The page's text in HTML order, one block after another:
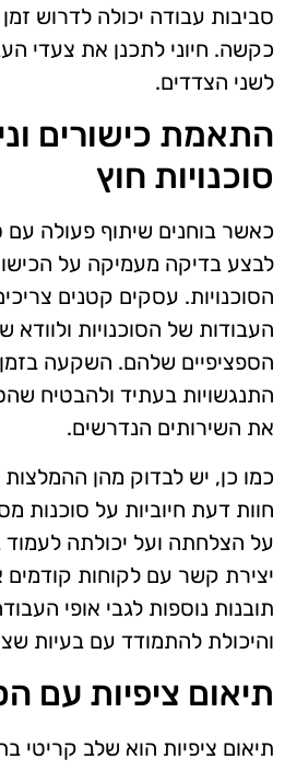
סביבות עבודה יכולה לדרוש
כקשה. חיוני לתכנן את צעדי
לשני הצדדים.
התאמת כישורים
סוכנויות חוץ
כאשר בוחנים שיתוף פעולה עם
לבצע בדיקה מעמיקה על
הסוכנויות. עסקים קטנים
העבודות של הסוכנויות
הספציפיים שלהם. השקעה בזמן
התנגשויות בעתיד ולהבטיח
את השירותים הנדרשים.
כמו כן, יש לבדוק מהן
חוות דעת חיוביות על סוכנות
על הצלחתה ועל יכולתה לעמוד
יצירת קשר עם לקוחות קודמים
תובנות נוספות לגבי אופי
והיכולת להתמודד עם בעיות
תיאום ציפיות עם
תיאום ציפיות הוא שלב קריטי